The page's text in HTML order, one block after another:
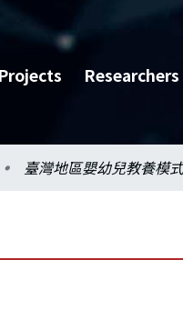
Researchers